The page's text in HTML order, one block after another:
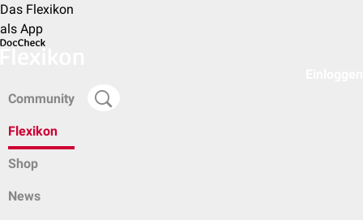
Das Flexikon
als App
Community
Flexikon
Shop
News